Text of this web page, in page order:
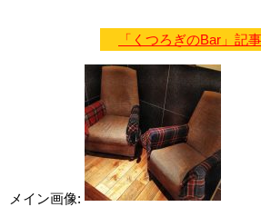
「くつろぎのBar」記
メイン画像: